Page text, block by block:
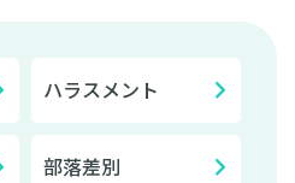
ハラスメント
部落差別